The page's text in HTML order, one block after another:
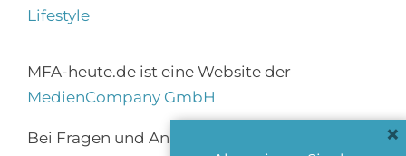
Lifestyle
MFA-heute.de ist eine Website der
MedienCompany GmbH
Bei Fragen und Anregungen erreichen Sie
×